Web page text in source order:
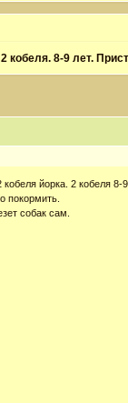
кобеля. 8-9 лет.
йорка. 2 кобеля
покормить.
собак сам.